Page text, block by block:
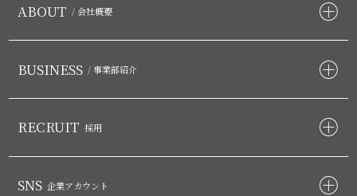
ABOUT / 会社概要
BUSINESS / 事業部紹介
RECRUIT 採用
SNS 企業アカウント